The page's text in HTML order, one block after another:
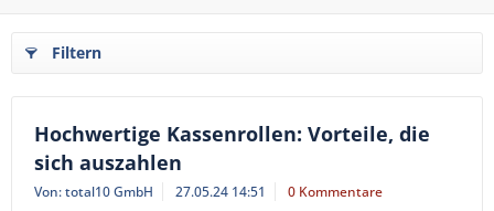
Filtern
Hochwertige Kassenrollen: Vorteile, die
sich auszahlen
Von: total10 GmbH 27.05.24 14:51 0 Kommentare